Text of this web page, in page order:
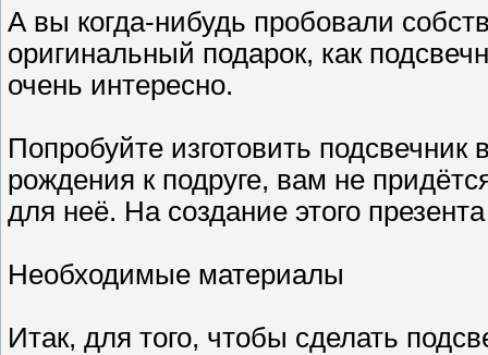
А вы когда-нибудь пробовали
оригинальный подарок, как
очень интересно.
Попробуйте изготовить
рождения к подруге, вам не
для неё. На создание этого
Необходимые материалы
Итак, для того, чтобы сделать